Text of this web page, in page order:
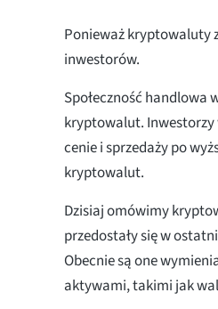
Ponieważ kryptowaluty
inwestorów.
Społeczność handlowa
kryptowalut. Inwestorzy
cenie i sprzedaży po
kryptowalut.
Dzisiaj omówimy
przedostały się w
Obecnie są one
aktywami, takimi jak